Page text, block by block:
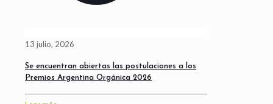
13 julio, 2026
Se encuentran abiertas las postulaciones a los
Premios Argentina Orgánica 2026